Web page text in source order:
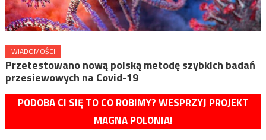
WIADOMOŚCI
Przetestowano nową polską metodę szybkich badań
przesiewowych na Covid-19
PODOBA CI SIĘ TO CO ROBIMY? WESPRZYJ PROJEKT
MAGNA POLONIA!